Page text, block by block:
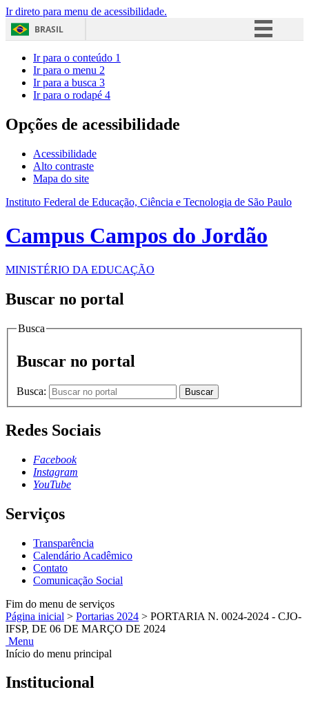
Ir direto para menu de acessibilidade.
BRASIL
Acesso à informação
Ir para o conteúdo 1
Ir para o menu 2
Ir para a busca 3
Ir para o rodapé 4
Opções de acessibilidade
Acessibilidade
Alto contraste
Mapa do site
Instituto Federal de Educação, Ciência e Tecnologia de São Paulo
Campus Campos do Jordão
MINISTÉRIO DA EDUCAÇÃO
Buscar no portal
Busca
Buscar no portal
Busca: Buscar
Redes Sociais
Facebook
Instagram
YouTube
Serviços
Transparência
Calendário Acadêmico
Contato
Comunicação Social
Fim do menu de serviços
Página inicial > Portarias 2024 > PORTARIA N. 0024-2024 - CJO-
IFSP, DE 06 DE MARÇO DE 2024
Menu
Início do menu principal
Institucional